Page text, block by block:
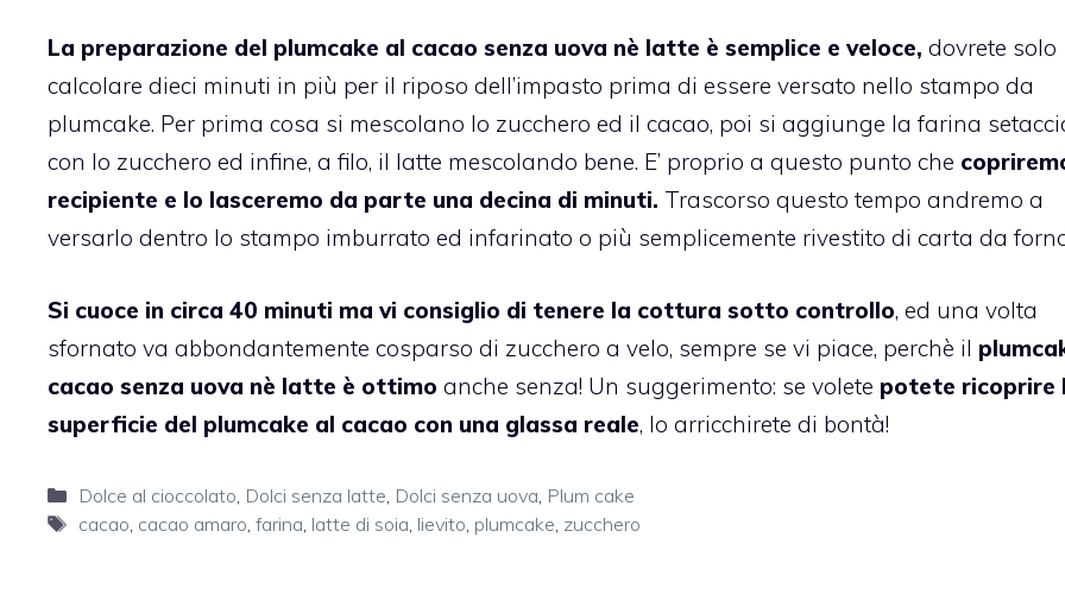
La preparazione del plumcake al cacao senza uova nè latte è semplice e veloce, dovrete solo
calcolare dieci minuti in più per il riposo dell’impasto prima di essere versato nello stampo da
plumcake. Per prima cosa si mescolano lo zucchero ed il cacao, poi si aggiunge la farina
con lo zucchero ed infine, a filo, il latte mescolando bene. E’ proprio a questo punto che
recipiente e lo lasceremo da parte una decina di minuti. Trascorso questo tempo andremo a
versarlo dentro lo stampo imburrato ed infarinato o più semplicemente rivestito di carta da
Si cuoce in circa 40 minuti ma vi consiglio di tenere la cottura sotto controllo, ed una volta
sfornato va abbondantemente cosparso di zucchero a velo, sempre se vi piace, perchè il
cacao senza uova nè latte è ottimo anche senza! Un suggerimento: se volete potete ricoprire
superficie del plumcake al cacao con una glassa reale, lo arricchirete di bontà!
Categorie
Dolce al cioccolato Dolci senza latte Dolci senza uova Plum cake
Tag
cacao cacao amaro farina latte di soia lievito plumcake zucchero